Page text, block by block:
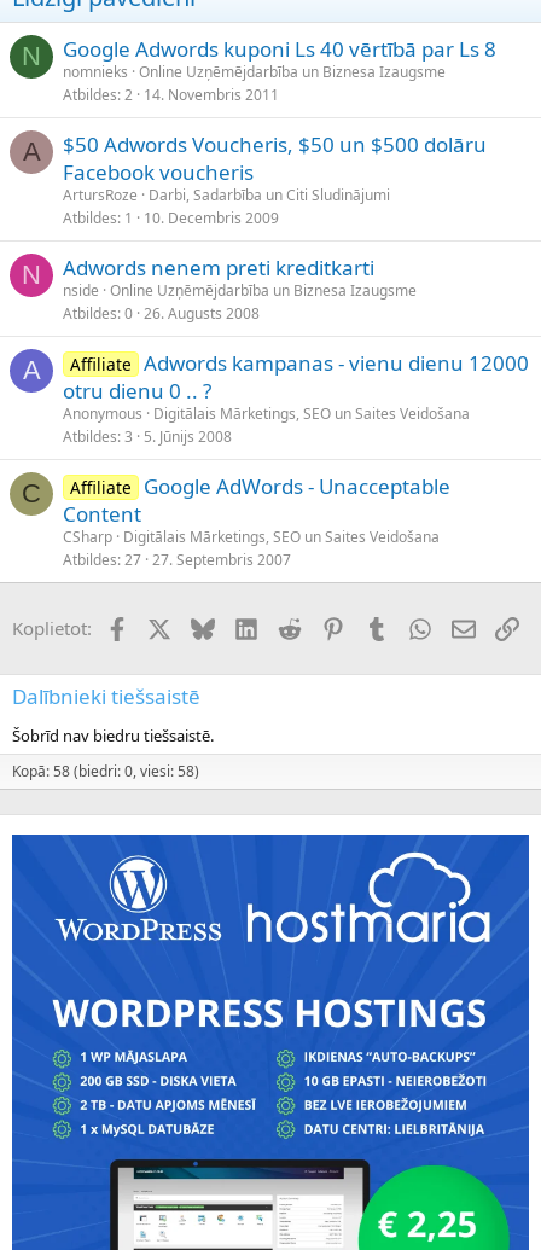
N Google Adwords kuponi Ls 40 vērtībā par Ls 8
nomnieks Online Uzņēmējdarbība un Biznesa Izaugsme
Atbildes 2 14. Novembris 2011
A
$50 Adwords Voucheris, $50 un $500 dolāru
Facebook voucheris
ArtursRoze
Darbi, Sadarbība un Citi Sludinājumi
Atbildes 1 10. Decembris 2009
N Adwords nenem preti kreditkarti
nside Online Uzņēmējdarbība un Biznesa Izaugsme
Atbildes 0 26. Augusts 2008
A Affiliate Adwords kampanas - vienu dienu 12000
otru dienu 0 .. ?
Anonymous
Digitālais Mārketings, SEO un Saites Veidošana
Atbildes 3 5. Jūnijs 2008
C Affiliate
Google AdWords - Unacceptable
Content
CSharp Digitālais Mārketings, SEO un Saites Veidošana
Atbildes 27 27. Septembris 2007
Koplietot: FacebookX (Twitter)
BlueskyLinkedInReddit PinterestTumblrWhatsApp
E-pasts
Dalībnieki tiešsaistē
Šobrīd nav biedru tiešsaistē.
Kopā: 58 (biedri: 0, viesi: 58)